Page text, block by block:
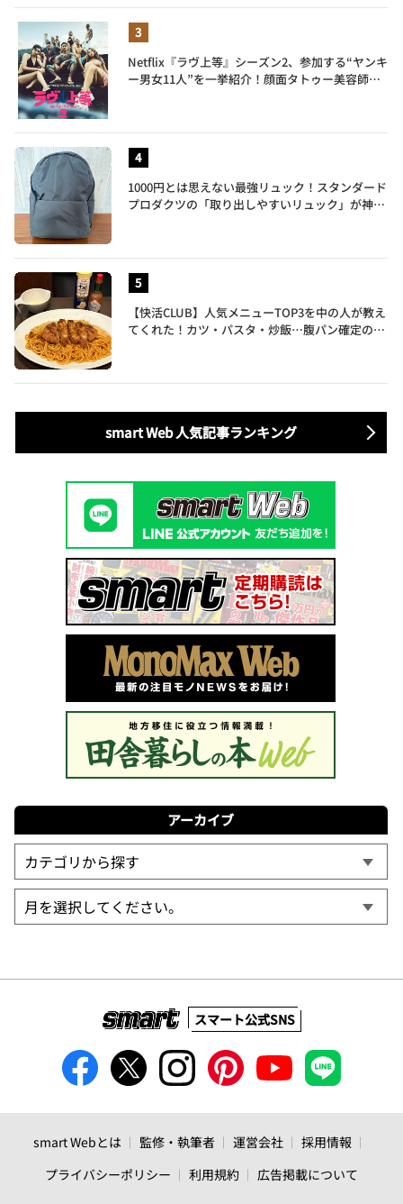
Netflix『ラヴ上等』シーズン2、参加する“ヤンキ
ー男女11人”を一挙紹介！顔面タトゥー美容師、
1000円とは思えない最強リュック！スタンダード
プロダクツの「取り出しやすいリュック」が神す
【快活CLUB】人気メニューTOP3を中の人が教え
てくれた！カツ・パスタ・炒飯…腹パン確定のガ
smart Web 人気記事ランキング
アーカイブ
スマート公式SNS
smart Webとは 監修・執筆者 運営会社
採用情報
プライバシーポリシー
利用規約 広告掲載について